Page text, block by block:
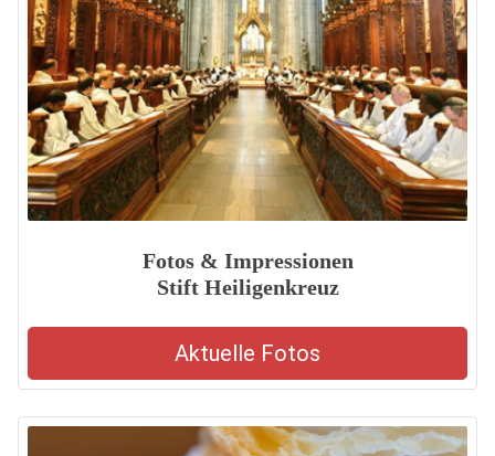
Fotos & Impressionen
Stift Heiligenkreuz
Aktuelle Fotos